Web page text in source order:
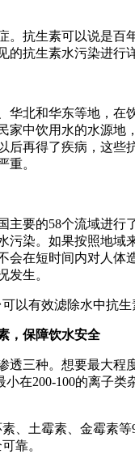
生素可以说是百
抗生素水污染进行
和华东等地，在
中饮用水的水源
再得了疾病，这
重。
的58个流域进行
染。如果按照地
在短时间内对人
发生。
有效滤除水中抗生
，保障饮水安全
种。想要最大程
在200-100的离子
土霉素、金霉素等
靠。